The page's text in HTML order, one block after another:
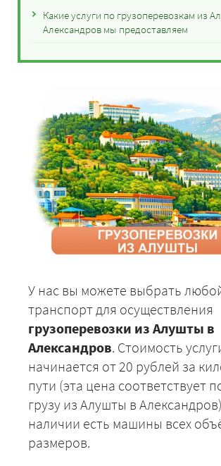
Какие услуги по грузоперевозкам из
Александров мы предоставляем
У нас вы можете выбрать
транспорт для осуществления
грузоперевозки из Алушты в
Александров. Стоимость
начинается от 20 рублей за
пути (эта цена соответствует
грузу из Алушты в
наличии есть машины всех
размеров.